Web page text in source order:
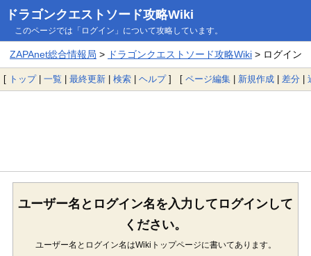
ドラゴンクエストソード攻略Wiki
このページでは「ログイン」について攻略しています。
ZAPAnet総合情報局 > ドラゴンクエストソード攻略Wiki> ログイン
[ トップ| 一覧 | 最終更新 | 検索 | ヘルプ] [ ページ編集 | 新規作成 | 差分 |
ユーザー名とログイン名を入力してログインして
ください。
ユーザー名とログイン名はWikiトップページに書いてあります。